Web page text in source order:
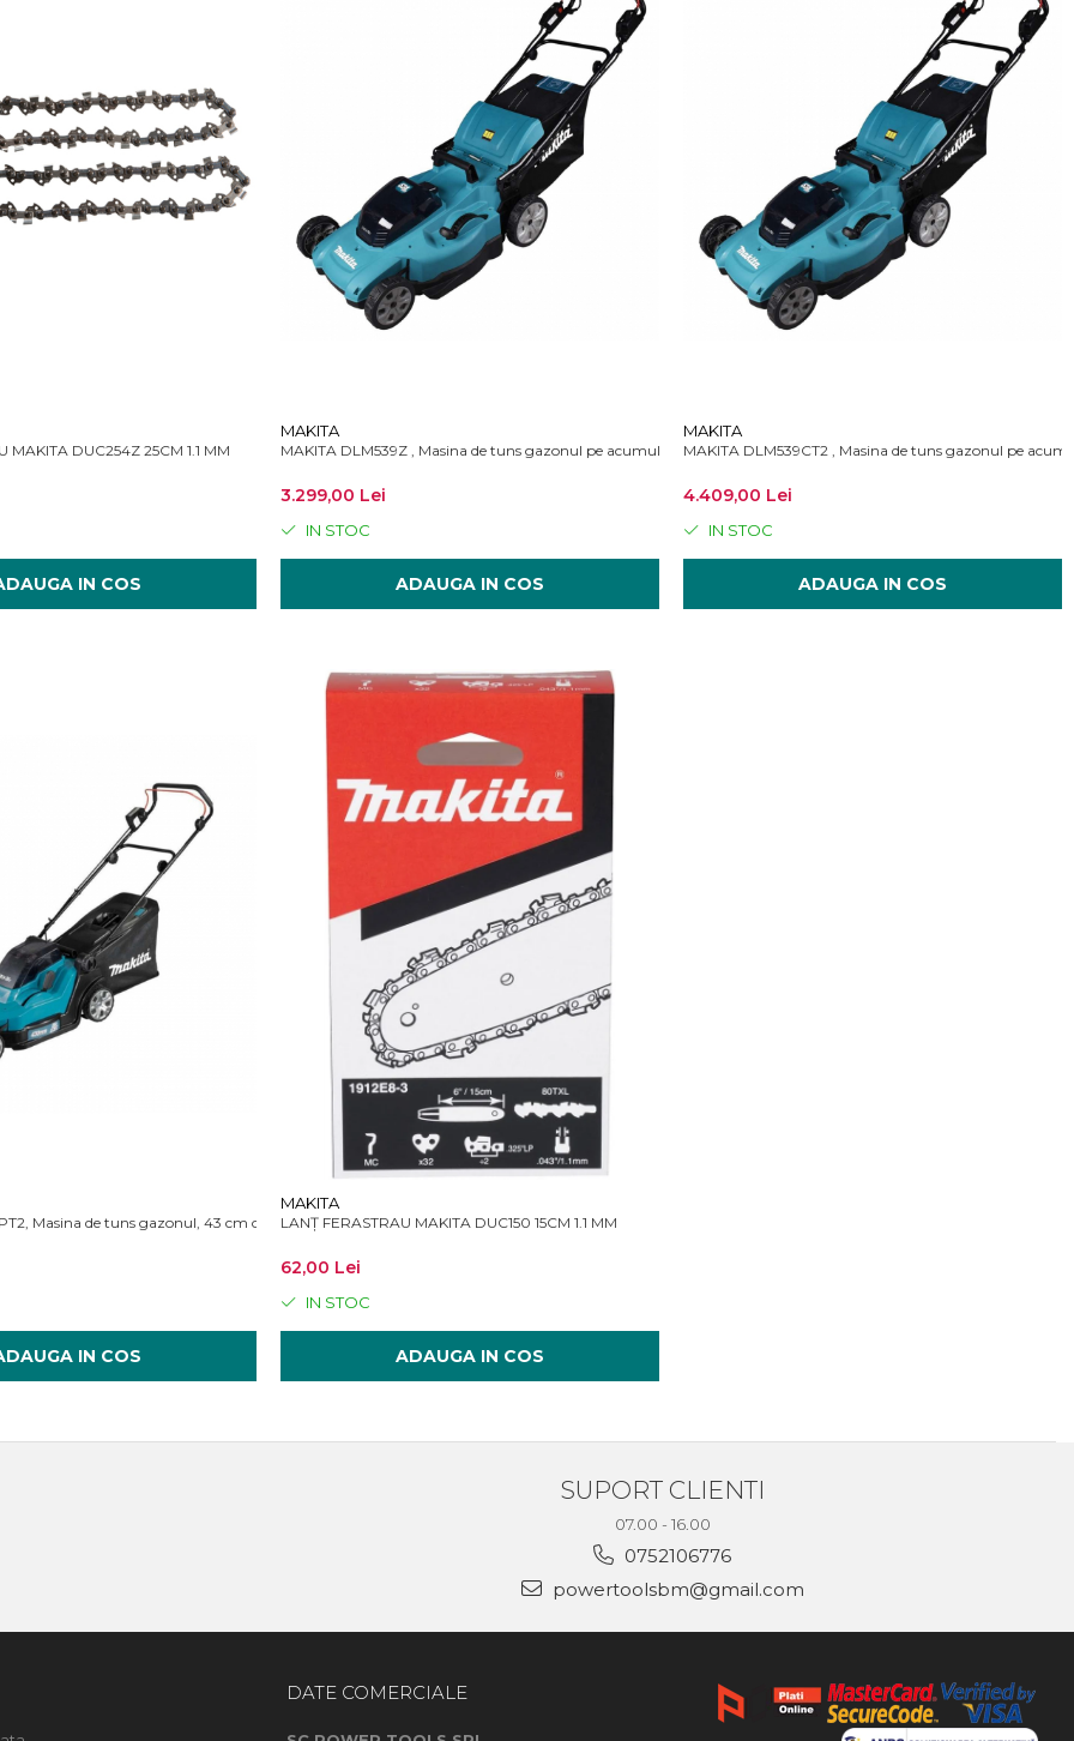
MAKITA DUC254Z 25CM 1.1 MM
IN COS
MAKITA
MAKITA DLM539Z , Masina de tuns gazonul pe acumulatori, 53 cm, autopropulsie
3.299,00 Lei
IN STOC
ADAUGA IN COS
MAKITA
MAKITA DLM539CT2 , Masina de tuns gazonul pe
4.409,00 Lei
IN STOC
ADAUGA IN COS
Masina de tuns gazonul, 43 cm cu acumulatori 5A, incarcator
IN COS
MAKITA
LANȚ FERASTRAU MAKITA DUC150 15CM 1.1 MM
62,00 Lei
IN STOC
ADAUGA IN COS
SUPORT CLIENTI
07.00 - 16.00
0752106776
powertoolsbm@gmail.com
DATE COMERCIALE